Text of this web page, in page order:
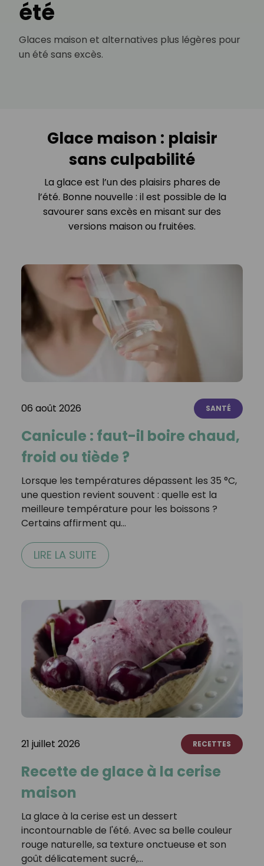
été
Glaces maison et alternatives plus légères pour
un été sans excès.
Glace maison : plaisir
sans culpabilité
La glace est l’un des plaisirs phares de
l’été. Bonne nouvelle : il est possible de la
savourer sans excès en misant sur des
versions maison ou fruitées.
06 août 2026 SANTÉ
Canicule : faut-il boire chaud,
froid ou tiède ?
Lorsque les températures dépassent les 35 °C,
une question revient souvent : quelle est la
meilleure température pour les boissons ?
Certains affirment qu…
LIRE LA SUITE
21 juillet 2026 RECETTES
Recette de glace à la cerise
maison
La glace à la cerise est un dessert
incontournable de l'été. Avec sa belle couleur
rouge naturelle, sa texture onctueuse et son
goût délicatement sucré,…